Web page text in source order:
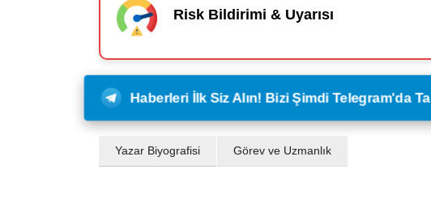
Risk Bildirimi & Uyarısı
Haberleri İlk Siz Alın! Bizi Şimdi Telegram'da
Yazar Biyografisi Görev ve Uzmanlık